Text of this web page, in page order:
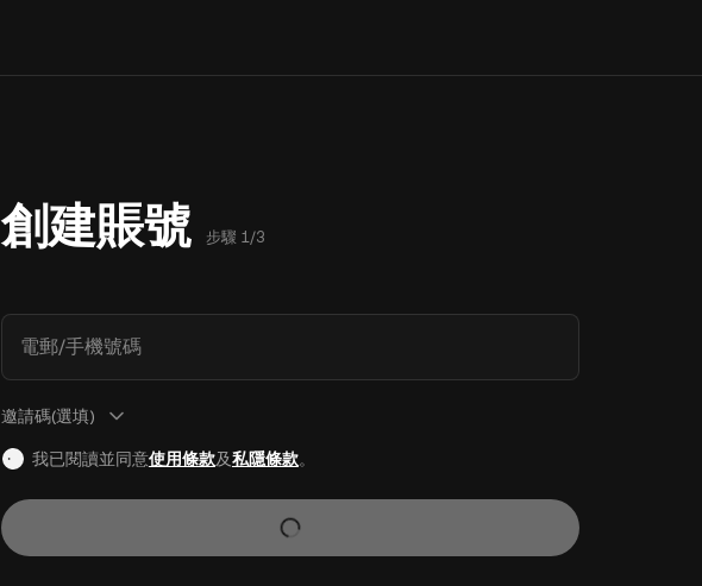
創建賬號 步驟 1/3
電郵/手機號碼
邀請碼(選填)
我已閱讀並同意使用條款及私隱條款。